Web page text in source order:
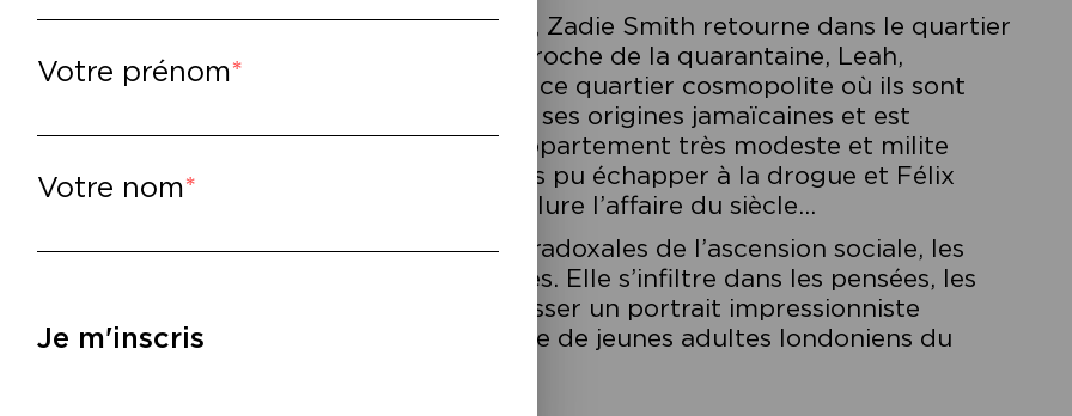
son dernier roman,Ceux du Nord-Ouest
, Zadie Smith retourne dans le quartier
de Londres où elle a grandi. À l’approche de la quarantaine, Leah,
Félix et Nathan vivent toujours dans ce quartier cosmopolite où ils sont
Keisha est devenue Natalie pour masquer ses origines jamaïcaines et est
Idéaliste et généreuse, Leah vit un appartement très modeste et milite
une association caritative. Nathan n’a pas pu échapper à la drogue et Félix
bien s’en être sorti en s’apprêtant à conclure l’affaire du siècle…
Smith restitue avec finesse les affres paradoxales de l’ascension sociale, les
irrépressibles et les fidélités impossibles. Elle s’infiltre dans les pensées, les
de ses personnages, et réussit à dresser un portrait impressionniste
et désenchanté sur l’errance intérieure de jeunes adultes londoniens du
de son enfance.
Votre prénom
Votre nom
Je m'inscris